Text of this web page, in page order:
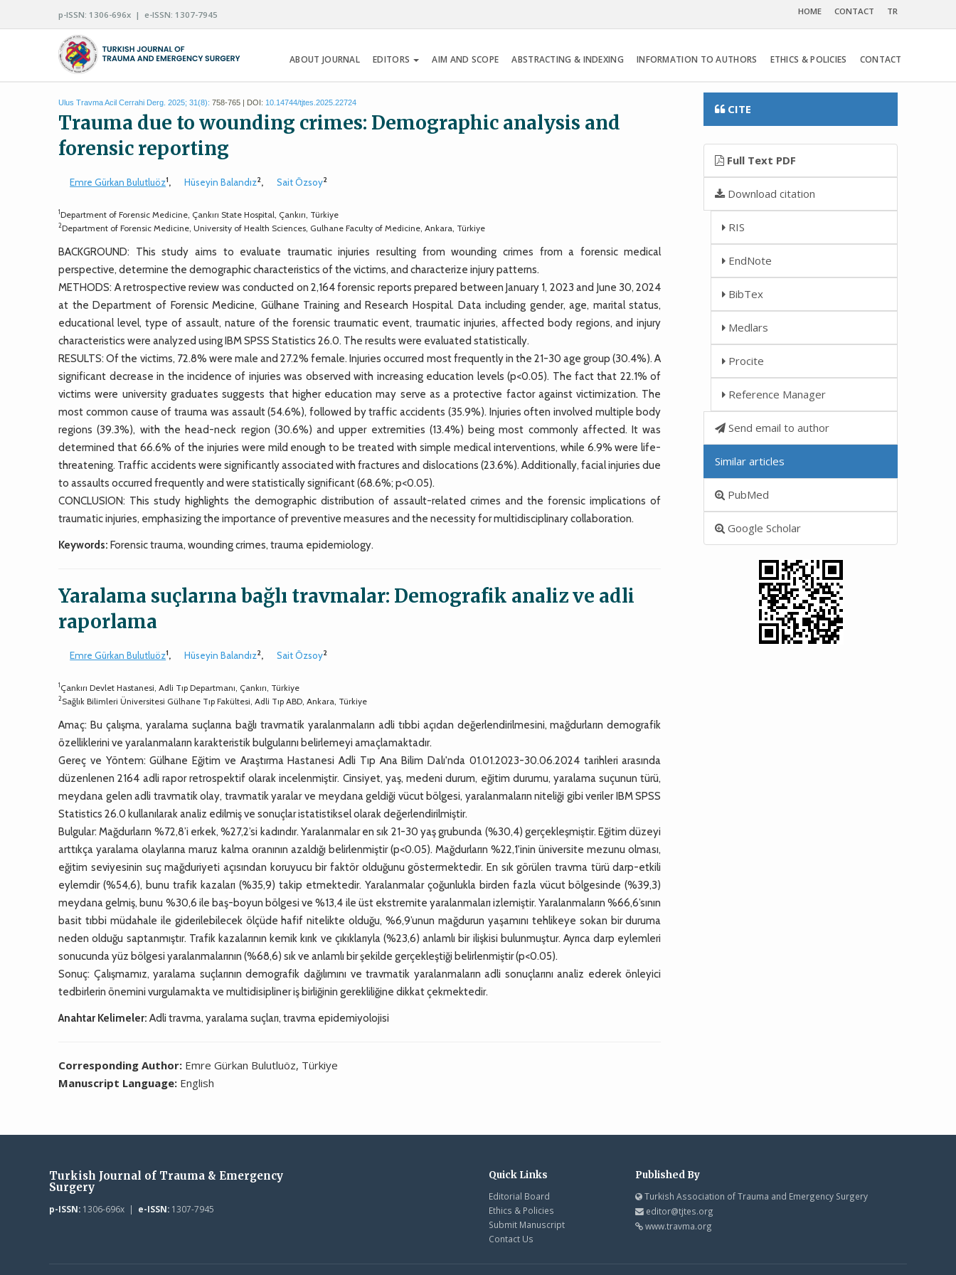
p-ISSN: 1306-696x | e-ISSN: 1307-7945 HOME CONTACT TR
ABOUT JOURNAL EDITORS AIM AND SCOPE ABSTRACTING & INDEXING INFORMATION TO AUTHORS ETHICS & POLICIES CONTACT
Ulus Travma Acil Cerrahi Derg. 2025; 31(8): 758-765 | DOI: 10.14744/tjtes.2025.22724
Trauma due to wounding crimes: Demographic analysis and
forensic reporting
Emre Gürkan Bulutluöz1, Hüseyin Balandız2, Sait Özsoy2
1Department of Forensic Medicine, Çankırı State Hospital, Çankırı, Türkiye
2Department of Forensic Medicine, University of Health Sciences, Gulhane Faculty of Medicine, Ankara, Türkiye
BACKGROUND: This study aims to evaluate traumatic injuries resulting from wounding crimes from a forensic medical
perspective, determine the demographic characteristics of the victims, and characterize injury patterns.
METHODS: A retrospective review was conducted on 2,164 forensic reports prepared between January 1, 2023 and June 30, 2024
at the Department of Forensic Medicine, Gülhane Training and Research Hospital. Data including gender, age, marital status,
educational level, type of assault, nature of the forensic traumatic event, traumatic injuries, affected body regions, and injury
characteristics were analyzed using IBM SPSS Statistics 26.0. The results were evaluated statistically.
RESULTS: Of the victims, 72.8% were male and 27.2% female. Injuries occurred most frequently in the 21-30 age group (30.4%). A
significant decrease in the incidence of injuries was observed with increasing education levels (p<0.05). The fact that 22.1% of
victims were university graduates suggests that higher education may serve as a protective factor against victimization. The
most common cause of trauma was assault (54.6%), followed by traffic accidents (35.9%). Injuries often involved multiple body
regions (39.3%), with the head-neck region (30.6%) and upper extremities (13.4%) being most commonly affected. It was
determined that 66.6% of the injuries were mild enough to be treated with simple medical interventions, while 6.9% were life-
threatening. Traffic accidents were significantly associated with fractures and dislocations (23.6%). Additionally, facial injuries due
to assaults occurred frequently and were statistically significant (68.6%; p<0.05).
CONCLUSION: This study highlights the demographic distribution of assault-related crimes and the forensic implications of
traumatic injuries, emphasizing the importance of preventive measures and the necessity for multidisciplinary collaboration.
Keywords: Forensic trauma, wounding crimes, trauma epidemiology.
Yaralama suçlarına bağlı travmalar: Demografik analiz ve adli
raporlama
Emre Gürkan Bulutluöz1, Hüseyin Balandız2, Sait Özsoy2
1Çankırı Devlet Hastanesi, Adli Tıp Departmanı, Çankırı, Türkiye
2Sağlık Bilimleri Üniversitesi Gülhane Tıp Fakültesi, Adli Tıp ABD, Ankara, Türkiye
Amaç: Bu çalışma, yaralama suçlarına bağlı travmatik yaralanmaların adli tıbbi açıdan değerlendirilmesini, mağdurların demografik
özelliklerini ve yaralanmaların karakteristik bulgularını belirlemeyi amaçlamaktadır.
Gereç ve Yöntem: Gülhane Eğitim ve Araştırma Hastanesi Adli Tıp Ana Bilim Dalı'nda 01.01.2023-30.06.2024 tarihleri arasında
düzenlenen 2164 adli rapor retrospektif olarak incelenmiştir. Cinsiyet, yaş, medeni durum, eğitim durumu, yaralama suçunun türü,
meydana gelen adli travmatik olay, travmatik yaralar ve meydana geldiği vücut bölgesi, yaralanmaların niteliği gibi veriler IBM SPSS
Statistics 26.0 kullanılarak analiz edilmiş ve sonuçlar istatistiksel olarak değerlendirilmiştir.
Bulgular: Mağdurların %72,8’i erkek, %27,2’si kadındır. Yaralanmalar en sık 21-30 yaş grubunda (%30,4) gerçekleşmiştir. Eğitim düzeyi
arttıkça yaralama olaylarına maruz kalma oranının azaldığı belirlenmiştir (p<0.05). Mağdurların %22,1'inin üniversite mezunu olması,
eğitim seviyesinin suç mağduriyeti açısından koruyucu bir faktör olduğunu göstermektedir. En sık görülen travma türü darp-etkili
eylemdir (%54,6), bunu trafik kazaları (%35,9) takip etmektedir. Yaralanmalar çoğunlukla birden fazla vücut bölgesinde (%39,3)
meydana gelmiş, bunu %30,6 ile baş-boyun bölgesi ve %13,4 ile üst ekstremite yaralanmaları izlemiştir. Yaralanmaların %66,6’sının
basit tıbbi müdahale ile giderilebilecek ölçüde hafif nitelikte olduğu, %6,9’unun mağdurun yaşamını tehlikeye sokan bir duruma
neden olduğu saptanmıştır. Trafik kazalarının kemik kırık ve çıkıklarıyla (%23,6) anlamlı bir ilişkisi bulunmuştur. Ayrıca darp eylemleri
sonucunda yüz bölgesi yaralanmalarının (%68,6) sık ve anlamlı bir şekilde gerçekleştiği belirlenmiştir (p<0.05).
Sonuç: Çalışmamız, yaralama suçlarının demografik dağılımını ve travmatik yaralanmaların adli sonuçlarını analiz ederek önleyici
tedbirlerin önemini vurgulamakta ve multidisipliner iş birliğinin gerekliliğine dikkat çekmektedir.
Anahtar Kelimeler: Adli travma, yaralama suçları, travma epidemiyolojisi
Corresponding Author: Emre Gürkan Bulutluöz, Türkiye
Manuscript Language: English
CITE
Full Text PDF
Download citation
RIS
EndNote
BibTex
Medlars
Procite
Reference Manager
Send email to author
Similar articles
PubMed
Google Scholar
Turkish Journal of Trauma & Emergency
Surgery
p-ISSN:1306-696x | e-ISSN:1307-7945
Quick Links
Editorial Board
Ethics & Policies
Submit Manuscript
Contact Us
Published By
Turkish Association of Trauma and Emergency Surgery
editor@tjtes.org
www.travma.org